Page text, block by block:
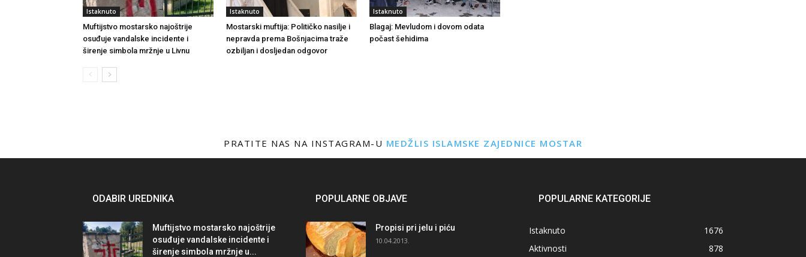
Istaknuto
Muftijstvo mostarsko najoštrije
osuđuje vandalske incidente i
širenje simbola mržnje u Livnu
Istaknuto
Mostarski muftija: Političko nasilje i
nepravda prema Bošnjacima traže
ozbiljan i dosljedan odgovor
Istaknuto
Blagaj: Mevludom i dovom odata
počast šehidima
PRATITE NAS NA INSTAGRAM-U MEDŽLIS ISLAMSKE ZAJEDNICE MOSTAR
ODABIR UREDNIKA
Muftijstvo mostarsko najoštrije
osuđuje vandalske incidente i
širenje simbola mržnje u...
POPULARNE OBJAVE
Propisi pri jelu i piću
10.04.2013.
POPULARNE KATEGORIJE
Istaknuto
1676
Aktivnosti
878